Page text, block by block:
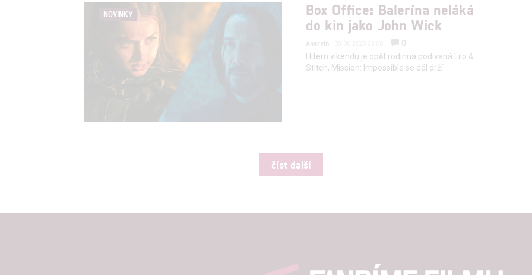
NOVINKY
Box Office: Balerína neláká
do kin jako John Wick
Anarvin
0
Hitem víkendu je opět rodinná podívaná Lilo &
Stitch, Mission: Impossible se dál drží.
číst další